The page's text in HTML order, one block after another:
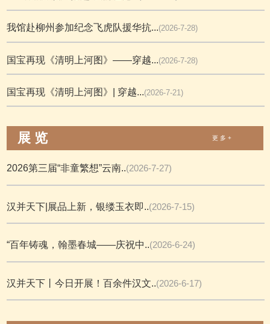
我馆赴柳州参加纪念飞虎队援华抗...(2026-7-28)
国宝再现《清明上河图》——穿越...(2026-7-28)
国宝再现《清明上河图》| 穿越...(2026-7-21)
展 览 更 多 +
2026第三届“非童繁想”云南..(2026-7-27)
汉并天下|展品上新，银缕玉衣即..(2026-7-15)
“百年铸魂，翰墨春城——庆祝中..(2026-6-24)
汉并天下丨今日开展！百余件汉文..(2026-6-17)